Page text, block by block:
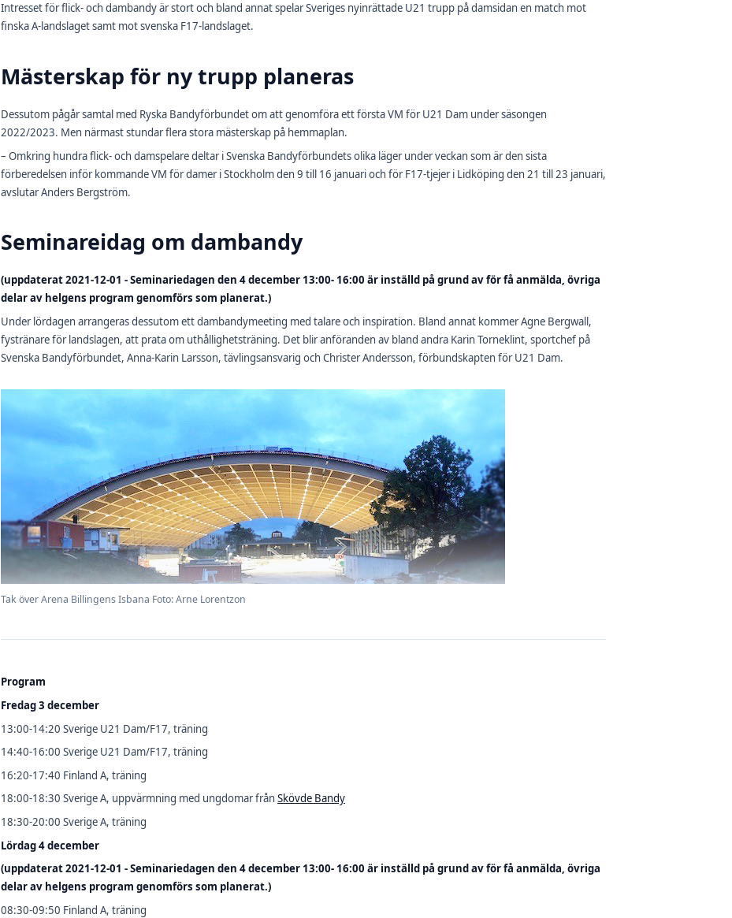
Intresset för flick- och dambandy är stort och bland annat spelar Sveriges nyinrättade U21 trupp på damsidan en match mot
finska A-landslaget samt mot svenska F17-landslaget.
Mästerskap för ny trupp planeras
Dessutom pågår samtal med Ryska Bandyförbundet om att genomföra ett första VM för U21 Dam under säsongen
2022/2023. Men närmast stundar flera stora mästerskap på hemmaplan.
– Omkring hundra flick- och damspelare deltar i Svenska Bandyförbundets olika läger under veckan som är den sista
förberedelsen inför kommande VM för damer i Stockholm den 9 till 16 januari och för F17-tjejer i Lidköping den 21 till 23 januari,
avslutar Anders Bergström.
Seminareidag om dambandy
(uppdaterat 2021-12-01 - Seminariedagen den 4 december 13:00- 16:00 är inställd på grund av för få anmälda, övriga
delar av helgens program genomförs som planerat.)
Under lördagen arrangeras dessutom ett dambandymeeting med talare och inspiration. Bland annat kommer Agne Bergwall,
fystränare för landslagen, att prata om uthållighetsträning. Det blir anföranden av bland andra Karin Torneklint, sportchef på
Svenska Bandyförbundet, Anna-Karin Larsson, tävlingsansvarig och Christer Andersson, förbundskapten för U21 Dam.
Tak över Arena Billingens Isbana Foto: Arne Lorentzon
Program
Fredag 3 december
13:00-14:20 Sverige U21 Dam/F17, träning
14:40-16:00 Sverige U21 Dam/F17, träning
16:20-17:40 Finland A, träning
18:00-18:30 Sverige A, uppvärmning med ungdomar från Skövde Bandy
18:30-20:00 Sverige A, träning
Lördag 4 december
(uppdaterat 2021-12-01 - Seminariedagen den 4 december 13:00- 16:00 är inställd på grund av för få anmälda, övriga
delar av helgens program genomförs som planerat.)
08:30-09:50 Finland A, träning